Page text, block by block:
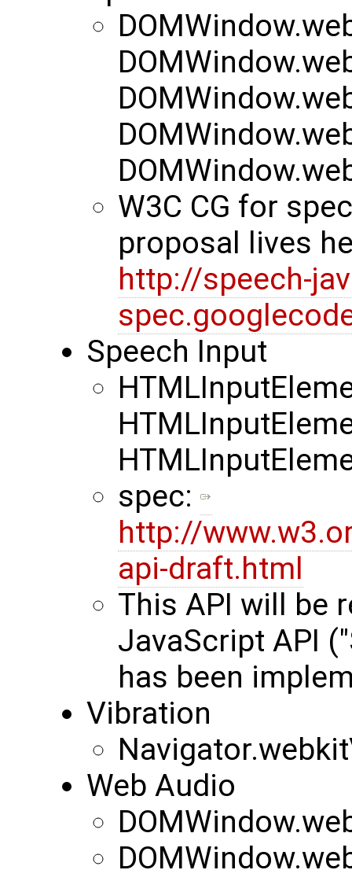
W3C CG for
proposal lives
http://speech-
Speech Input
spec:
http://
api-draft.html
This API will be
JavaScript API
has been
Vibration
Web Audio